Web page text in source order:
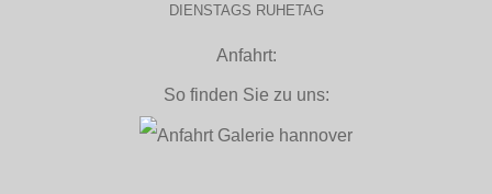
DIENSTAGS RUHETAG
Anfahrt:
So finden Sie zu uns: